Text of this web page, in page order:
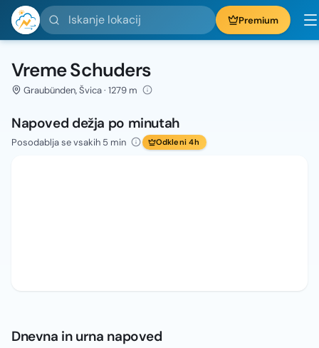
Iskanje lokacij Premium
Vreme Schuders
Graubünden, Švica · 1279 m
Napoved dežja po minutah
Posodablja se vsakih 5 min Odkleni 4h
Dnevna in urna napoved